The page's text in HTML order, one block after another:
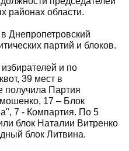
районах области.
Днепропетровский
партий и блоков.
и по
39 мест в
получила Партия
17 – Блок
7 - Компартия. По 5
блок Наталии Витренко
блок Литвина.